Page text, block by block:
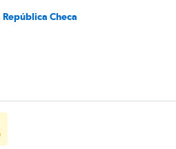
República Checa